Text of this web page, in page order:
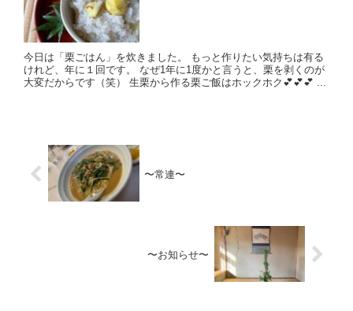
今日は「栗ごはん」を炊きました。 もっと作りたい気持ちは有る
けれど、年に１回です。 なぜ1年に1度かと言うと、栗を剥くのが
大変だからです（笑） 生栗から作る栗ご飯はホックホク💕💕💕 ...
〜常連〜
〜お知らせ〜